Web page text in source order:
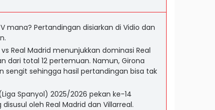
mana? Pertandingan disiarkan di Vidio dan
Real Madrid menunjukkan dominasi Real
dari total 12 pertemuan. Namun, Girona
sehingga hasil pertandingan bisa tak
Spanyol) 2025/2026 pekan ke-14
oleh Real Madrid dan Villarreal.